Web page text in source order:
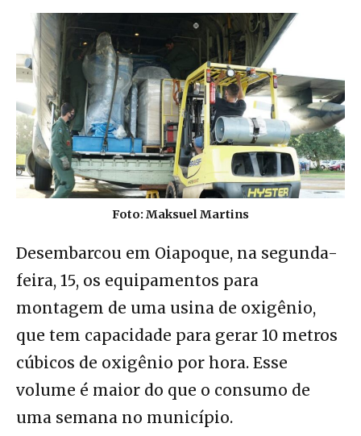
Foto: Maksuel Martins
Desembarcou em Oiapoque, na segunda-
feira, 15, os equipamentos para
montagem de uma usina de oxigênio,
que tem capacidade para gerar 10 metros
cúbicos de oxigênio por hora. Esse
volume é maior do que o consumo de
uma semana no município.